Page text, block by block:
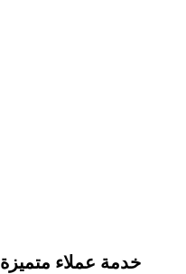
خدمة عملاء متميزة